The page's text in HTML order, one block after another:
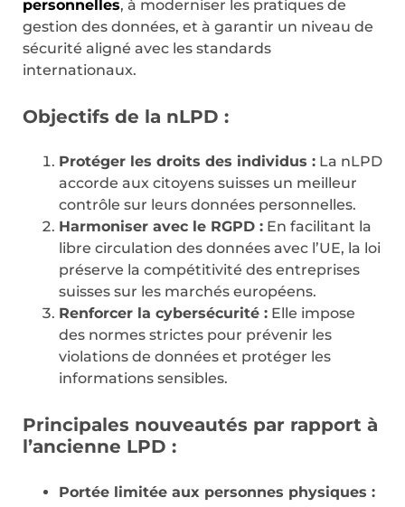
personnelles, à moderniser les pratiques de
gestion des données, et à garantir un niveau de
sécurité aligné avec les standards
internationaux.
Objectifs de la nLPD :
Protéger les droits des individus : La nLPD
accorde aux citoyens suisses un meilleur
contrôle sur leurs données personnelles.
Harmoniser avec le RGPD : En facilitant la
libre circulation des données avec l’UE, la loi
préserve la compétitivité des entreprises
suisses sur les marchés européens.
Renforcer la cybersécurité : Elle impose
des normes strictes pour prévenir les
violations de données et protéger les
informations sensibles.
Principales nouveautés par rapport à
l’ancienne LPD :
Portée limitée aux personnes physiques :